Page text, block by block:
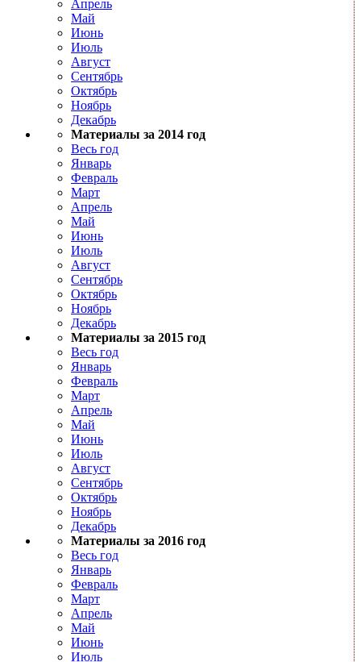
Апрель
Май
Июнь
Июль
Август
Сентябрь
Октябрь
Ноябрь
Декабрь
Материалы за 2014 год
Весь год
Январь
Февраль
Март
Апрель
Май
Июнь
Июль
Август
Сентябрь
Октябрь
Ноябрь
Декабрь
Материалы за 2015 год
Весь год
Январь
Февраль
Март
Апрель
Май
Июнь
Июль
Август
Сентябрь
Октябрь
Ноябрь
Декабрь
Материалы за 2016 год
Весь год
Январь
Февраль
Март
Апрель
Май
Июнь
Июль